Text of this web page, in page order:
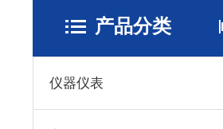
产品分类
仪器仪表